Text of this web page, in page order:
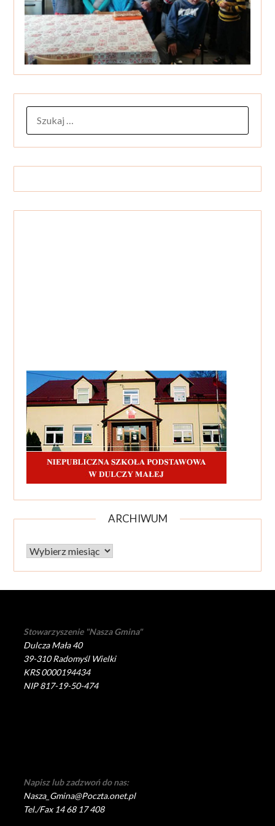
ARCHIWUM
Archiwum
Stowarzyszenie "Nasza Gmina"
Dulcza Mała 40
39-310 Radomyśl Wielki
KRS 0000194434
NIP 817-19-50-474
Napisz lub zadzwoń do nas:
Nasza_Gmina@Poczta.onet.pl
Tel./Fax 14 68 17 408